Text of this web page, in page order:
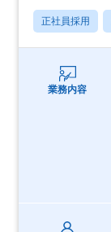
正社員採用
業務内容